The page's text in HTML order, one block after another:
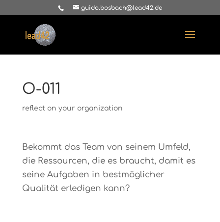
guido.bosbach@lead42.de
O-011
reflect on your organization
Bekommt das Team von seinem Umfeld,
die Ressourcen, die es braucht, damit es
seine Aufgaben in bestmöglicher
Qualität erledigen kann?